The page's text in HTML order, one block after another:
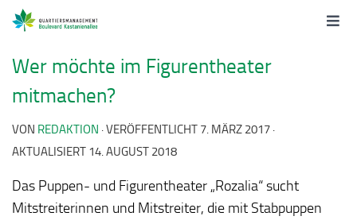
Wer möchte im Figurentheater
mitmachen?
VON REDAKTION · VERÖFFENTLICHT 7. MÄRZ 2017 ·
AKTUALISIERT 14. AUGUST 2018
Das Puppen- und Figurentheater „Rozalia“ sucht
Mitstreiterinnen und Mitstreiter, die mit Stabpuppen